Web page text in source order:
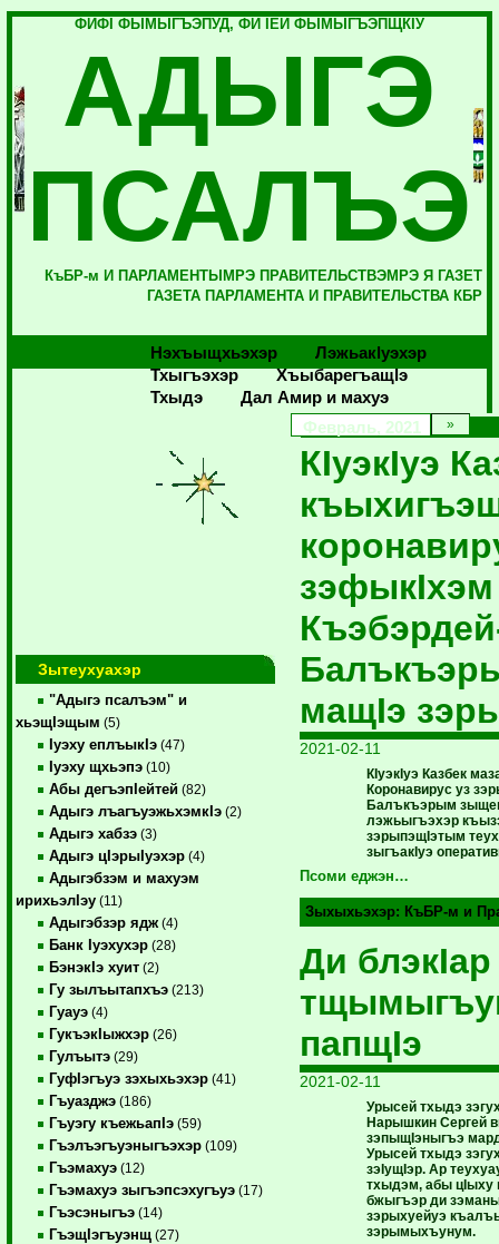
ФИФI ФЫМЫГЪЭПУД, ФИ IЕЙ ФЫМЫГЪЭПЩКIУ
АДЫГЭ
ПСАЛЪЭ
КъБР-м И ПАРЛАМЕНТЫМРЭ ПРАВИТЕЛЬСТВЭМРЭ Я ГАЗЕТ
ГАЗЕТА ПАРЛАМЕНТА И ПРАВИТЕЛЬСТВА КБР
Нэхъыщхьэхэр
Лэжьакlуэхэр
Тхыгъэхэр
Хъыбарегъащlэ
Тхыдэ
Дал Амир и махуэ
Зытеухуахэр
"Адыгэ псалъэм" и
хьэщIэщым (5)
Iуэху еплъыкIэ (47)
Iуэху щхьэпэ (10)
Абы дегъэпIейтей (82)
Адыгэ лъагъуэжьхэмкIэ (2)
Адыгэ хабзэ (3)
Адыгэ цIэрыIуэхэр (4)
Адыгэбзэм и махуэм
ирихьэлIэу (11)
Адыгэбзэр ядж (4)
Банк Iуэхухэр (28)
БэнэкIэ хуит (2)
Гу зылъытапхъэ (213)
Гуауэ (4)
ГукъэкIыжхэр (26)
Гулъытэ (29)
ГуфIэгъуэ зэхыхьэхэр (41)
Гъуазджэ (186)
Гъуэгу къежьапIэ (59)
Гъэлъэгъуэныгъэхэр (109)
Гъэмахуэ (12)
Гъэмахуэ зыгъэпсэхугъуэ (17)
Гъэсэныгъэ (14)
ГъэщIэгъуэнщ (27)
Февраль, 2021
КIуэкIуэ
мащIэ
2021-02-11
КIуэкIуэ Казбек
Коронавирус уз
Балъкъэрым
лэжьыгъэхэр
зэрыпэщIэтым
зыгъакIуэ
Псоми еджэн…
Зыхыхьэхэр: КъБР-м и
Ди блэкIар
папщIэ
2021-02-11
Урысей тхыдэ
Нарышкин Сергей
зэпыщIэныгъэ
Урысей тхыдэ
зэIущIэр. Ар
тхыдэм, абы цIыху
бжыгъэр ди
зэрыхуейуэ
зэрымыхъунум.